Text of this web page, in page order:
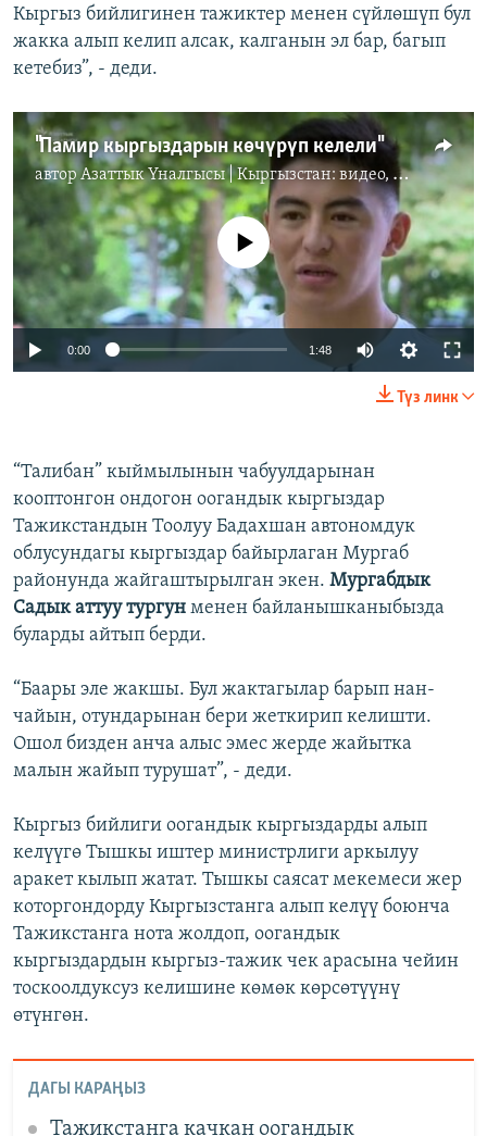
Кыргыз бийлигинен тажиктер менен сүйлөшүп бул
жакка алып келип алсак, калганын эл бар, багып
кетебиз”, - деди.
"Памир кыргыздарын көчүрүп келели"
авторАзаттык Үналгысы | Кыргызстан: видео, фото, кабарлар
720p 1080p
No media source currently available
0:00 1:48
240p
720p
1080p
Түз линк
“Талибан” кыймылынын чабуулдарынан
кооптонгон ондогон оогандык кыргыздар
Тажикстандын Тоолуу Бадахшан автономдук
облусундагы кыргыздар байырлаган Мургаб
районунда жайгаштырылган экен. Мургабдык
Садык аттуу тургун менен байланышканыбызда
буларды айтып берди.
“Баары эле жакшы. Бул жактагылар барып нан-
чайын, отундарынан бери жеткирип келишти.
Ошол бизден анча алыс эмес жерде жайытка
малын жайып турушат”, - деди.
Кыргыз бийлиги оогандык кыргыздарды алып
келүүгө Тышкы иштер министрлиги аркылуу
аракет кылып жатат. Тышкы саясат мекемеси жер
которгондорду Кыргызстанга алып келүү боюнча
Тажикстанга нота жолдоп, оогандык
кыргыздардын кыргыз-тажик чек арасына чейин
тоскоолдуксуз келишине көмөк көрсөтүүнү
өтүнгөн.
ДАГЫ КАРАҢЫЗ
Тажикстанга качкан оогандык